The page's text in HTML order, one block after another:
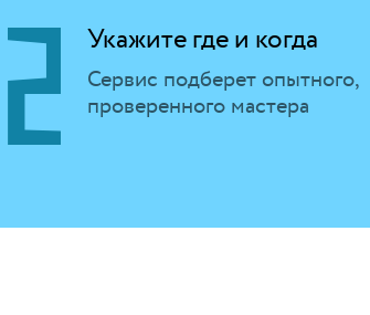
Укажите где и когда
Сервис подберет опытного,
проверенного мастера